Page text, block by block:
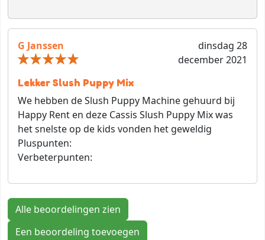
G Janssen
dinsdag 28
december 2021
Lekker Slush Puppy Mix
We hebben de Slush Puppy Machine gehuurd bij
Happy Rent en deze Cassis Slush Puppy Mix was
het snelste op de kids vonden het geweldig
Pluspunten:
Verbeterpunten:
Alle beoordelingen zien
Een beoordeling toevoegen